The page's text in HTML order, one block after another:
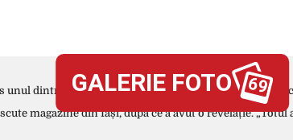
unul dintre cele mai cunoscute magazine din Iași, după
GALERIE FOTO 69